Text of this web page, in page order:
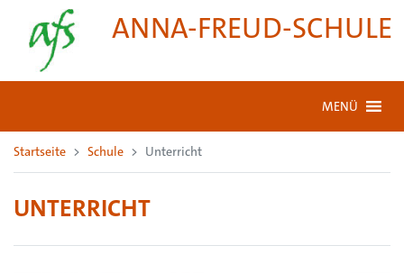
ANNA-FREUD-SCHULE
MENÜ
Startseite Schule Unterricht
UNTERRICHT